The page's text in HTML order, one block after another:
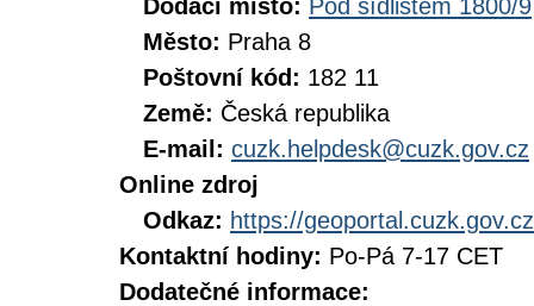
Dodací místo: Pod sídlištěm 1800/9
Město: Praha 8
Poštovní kód: 182 11
Země: Česká republika
E-mail: cuzk.helpdesk@cuzk.gov.cz
Online zdroj
Odkaz: https://geoportal.cuzk.gov.cz
Kontaktní hodiny: Po-Pá 7-17 CET
Dodatečné informace: